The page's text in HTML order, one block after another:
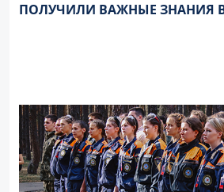
ПОЛУЧИЛИ ВАЖНЫЕ ЗНАНИЯ